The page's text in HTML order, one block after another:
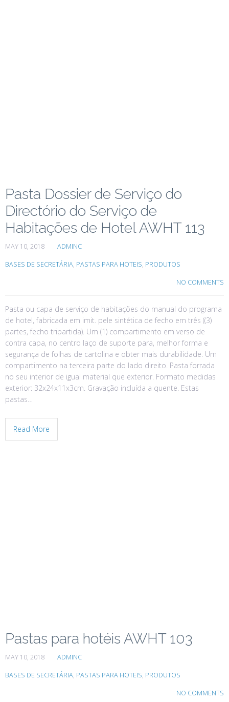
Pasta Dossier de Serviço do
Directório do Serviço de
Habitações de Hotel AWHT 113
MAY 10, 2018 ADMINC
BASES DE SECRETÁRIA, PASTAS PARA HOTEIS, PRODUTOS
NO COMMENTS
Pasta ou capa de serviço de habitações do manual do programa
de hotel, fabricada em imit. pele sintética de fecho em três ((3)
partes, fecho tripartida). Um (1) compartimento em verso de
contra capa, no centro laço de suporte para, melhor forma e
segurança de folhas de cartolina e obter mais durabilidade. Um
compartimento na terceira parte do lado direito. Pasta forrada
no seu interior de igual material que exterior. Formato medidas
exterior: 32x24x11x3cm. Gravação incluída a quente. Estas
pastas…
Read More
Pastas para hotéis AWHT 103
MAY 10, 2018 ADMINC
BASES DE SECRETÁRIA, PASTAS PARA HOTEIS, PRODUTOS
NO COMMENTS